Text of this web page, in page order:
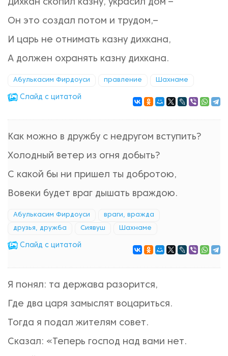
Дихкан скопил казну, украсил дом –
Он это создал потом и трудом,–
И царь не отнимать казну дихкана,
А должен охранять казну дихкана.
Абулькасим Фирдоуси правление Шахнаме
Cлайд с цитатой
Как можно в дружбу с недругом вступить?
Холодный ветер из огня добыть?
С какой бы ни пришел ты добротою,
Вовеки будет враг дышать враждою.
Абулькасим Фирдоуси враги, вражда
друзья, дружба Сиявуш Шахнаме
Cлайд с цитатой
Я понял: та держава разорится,
Где два царя замыслят воцариться.
Тогда я подал жителям совет.
Сказал: «Теперь господ над вами нет.